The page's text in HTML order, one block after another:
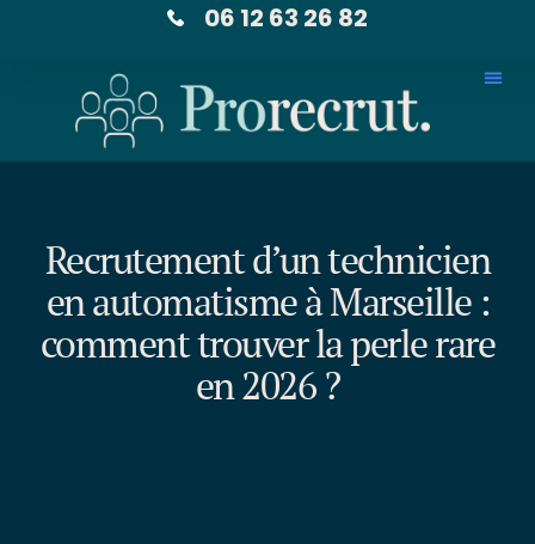
06 12 63 26 82
Recrutement d’un technicien
en automatisme à Marseille :
comment trouver la perle rare
en 2026 ?